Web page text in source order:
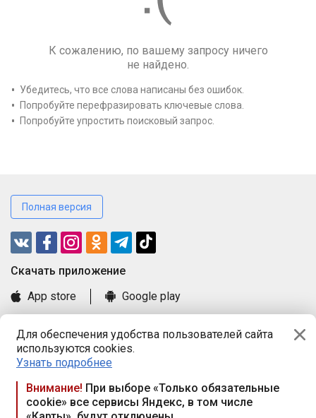
Для обеспечения удобства пользователей сайта
используются cookies.
Узнать подробнее
Внимание! При выборе «Только обязательные
cookie» все сервисы Яндекс, в том числе
К сожалению, по вашему запросу ничего
не найдено.
Убедитесь, что все слова написаны без ошибок.
Попробуйте перефразировать ключевые слова.
Попробуйте упростить поисковый запрос.
Полная версия
Cкачать приложение
App store
Google play
Книга замечаний и предложений
Правила и документы
Praca.by © 2000—2026, ООО «ПРАЦА БАЙ»
Республика Беларусь, 220114, г. Минск, пр-т Независимости
117а, пом. № 9.